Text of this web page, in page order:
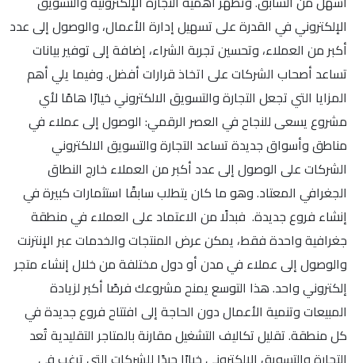
الإلكتروني في القدرة على تسهيل إدارة الأعمال، والوصول إلى عدد
أكبر من العملاء، وتحسين تجربة الشراء، إضافة إلى توفير بيانات
تساعد أصحاب الشركات على اتخاذ قرارات أفضل. وفيما يلي أهم
المزايا التي تجعل التجارة والتسويق الالكتروني خيارًا هامًا لأي
مشروع يسعى للنجاح في العصر الرقمي: الوصول إلى عملاء في
مناطق وأسواق جديدة تساعد التجارة والتسويق الالكتروني
الشركات على الوصول إلى عدد أكبر من العملاء خارج النطاق
الجغرافي المعتاد. وهو ما كان يتطلب سابقًا استثمارات كبيرة في
إنشاء فروع جديدة. فبدلًا من الاعتماد على العملاء في منطقة
جغرافية واحدة فقط، يمكن عرض المنتجات والخدمات عبر الإنترنت
والوصول إلى عملاء في مدن أو دول مختلفة من خلال إنشاء متجر
إلكتروني واحد. هذا التوسع يمنح مشروعك فرصًا أكبر لزيادة
المبيعات وتنمية الأعمال دون الحاجة إلى افتتاح فروع جديدة في
كل منطقة. تقليل تكاليف التشغيل مقارنة بالمتاجر التقليدية تُعد